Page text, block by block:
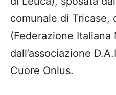
comunale di Tricase,
(Federazione Italiana
dall’associazione
Cuore Onlus.